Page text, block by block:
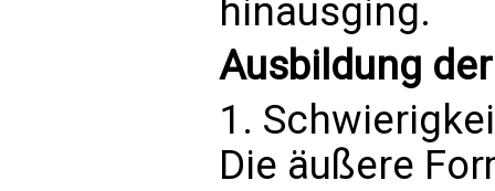
hinausging.
Ausbildung
1.
Die äußere